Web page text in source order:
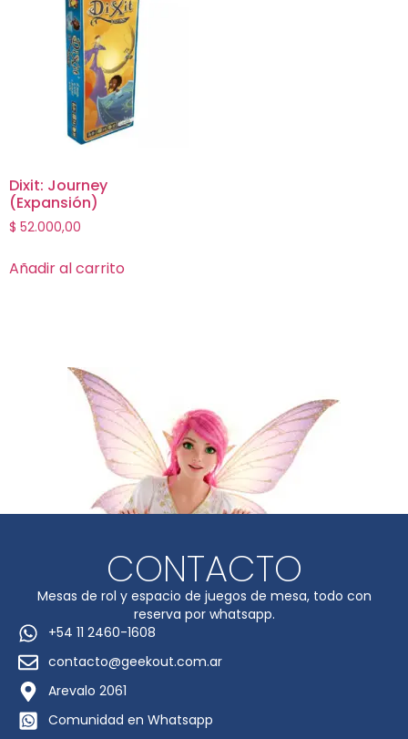
Dixit: Journey
(Expansión)
$ 52.000,00
Añadir al carrito
CONTACTO
Mesas de rol y espacio de juegos de mesa, todo con
reserva por whatsapp.
+54 11 2460-1608
contacto@geekout.com.ar
Arevalo 2061
Comunidad en Whatsapp